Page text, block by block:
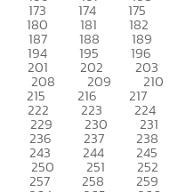
173 174 175
180 181 182
187 188 189
194 195 196
201 202 203
208 209 210
215 216 217
222 223 224
229 230 231
236 237 238
243 244 245
250 251 252
257 258 259